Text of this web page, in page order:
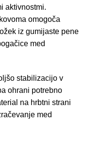
aktivnostmi.
omogoča
iz gumijaste pene
med
stabilizacijo v
ohrani potrebno
na hrbtni strani
med